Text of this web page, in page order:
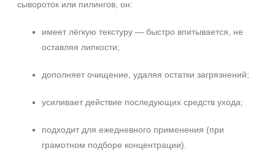
сывороток или пилингов, он:
имеет лёгкую текстуру — быстро впитывается, не
оставляя липкости;
дополняет очищение, удаляя остатки загрязнений;
усиливает действие последующих средств ухода;
подходит для ежедневного применения (при
грамотном подборе концентрации).